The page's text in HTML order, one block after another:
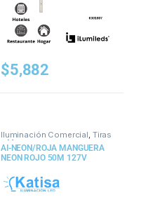
$5,882
Iluminación Comercial, Tiras
y Mangueras
AI-NEON/ROJA MANGUERA
NEON ROJO 50M 127V